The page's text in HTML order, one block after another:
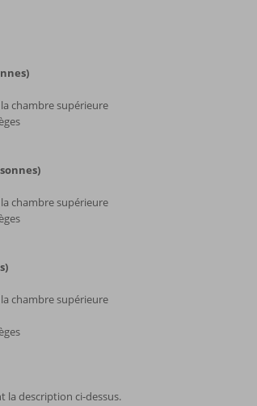
chambre supérieure
chambre supérieure
chambre supérieure
la description ci-dessus.